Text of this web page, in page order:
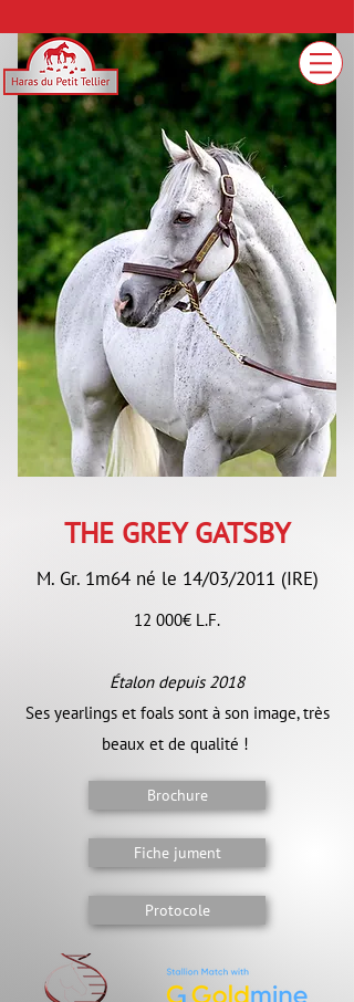
THE GREY GATSBY
M. Gr. 1m64 né le 14/03/2011 (IRE)
12 000€ L.F.
Étalon depuis 2018
Ses yearlings et foals sont à son image, très
beaux et de qualité !
Brochure
Fiche jument
Protocole